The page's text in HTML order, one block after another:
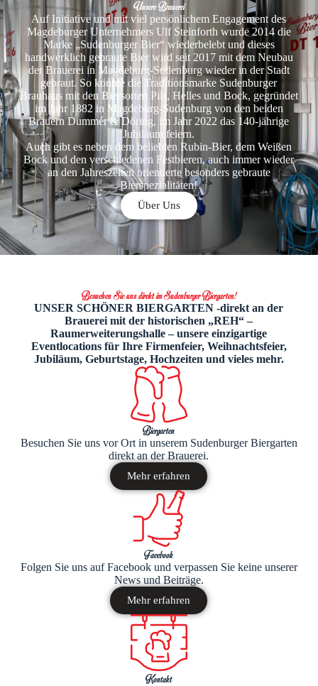
Unsere Brauerei
Auf Initiative und mit viel persönlichem Engagement des
Magdeburger Unternehmers Ulf Steinforth wurde 2014 die
Marke „Sudenburger Bier“ wiederbelebt und dieses
handwerklich gebraute Bier wird seit 2017 mit dem Neubau
der Brauerei in Magdeburg-Sudenburg wieder in der Stadt
gebraut. So konnte die Traditionsmarke Sudenburger
Brauhaus mit den Biersorten Pils, Helles und Bock, gegründet
im Jahr 1882 in Magdeburg-Sudenburg von den beiden
Brauern Dummér & Döring, im Jahr 2022 das 140-jährige
Jubiläum feiern.
Auch gibt es neben dem beliebten Rubin-Bier, dem Weißen
Bock und den verschiedenen Festbieren, auch immer wieder
an den Jahreszeiten orientierte besonders gebraute
Bierspezialitäten!
Über Uns
Besuchen Sie uns direkt im Sudenburger Biergarten!
UNSER SCHÖNER BIERGARTEN -direkt an der
Brauerei mit der historischen „REH“ –
Raumerweiterungshalle – unsere einzigartige
Eventlocations für Ihre Firmenfeier, Weihnachtsfeier,
Jubiläum, Geburtstage, Hochzeiten und vieles mehr.
Biergarten
Besuchen Sie uns vor Ort in unserem Sudenburger Biergarten
direkt an der Brauerei.
Mehr erfahren
Facebook
Folgen Sie uns auf Facebook und verpassen Sie keine unserer
News und Beiträge.
Mehr erfahren
Kontakt